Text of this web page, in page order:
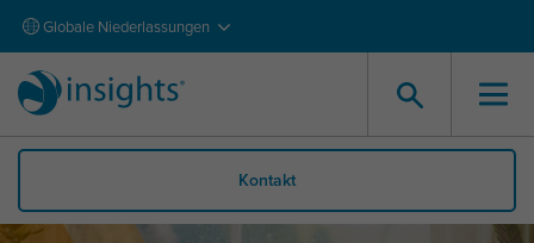
Globale Niederlassungen
Kontakt